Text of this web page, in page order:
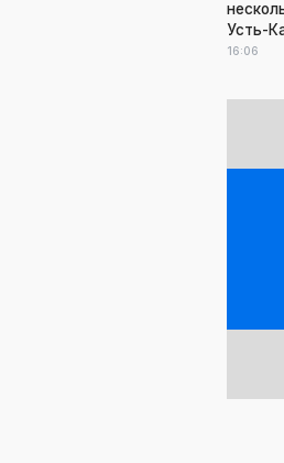
Усть-
16:06